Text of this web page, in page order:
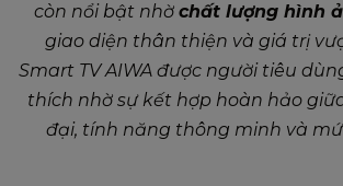
còn nổi bật nhờ chất lượng hình
giao diện thân thiện và giá trị
Smart TV AIWA được người tiêu
thích nhờ sự kết hợp hoàn hảo
đại, tính năng thông minh và